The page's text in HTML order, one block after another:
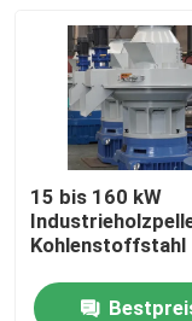
15 bis 160 kW
Kohlenstoffstahl